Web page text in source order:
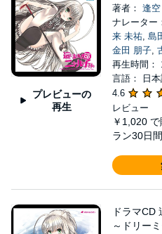
プレビューの
再生
著者： 逢
ナレーター
来 未祐, 島
金田 朋子,
再生時間：
言語： 日
4.6
レビュー
￥1,020
ラン30日
ドラマCD
～ドリー